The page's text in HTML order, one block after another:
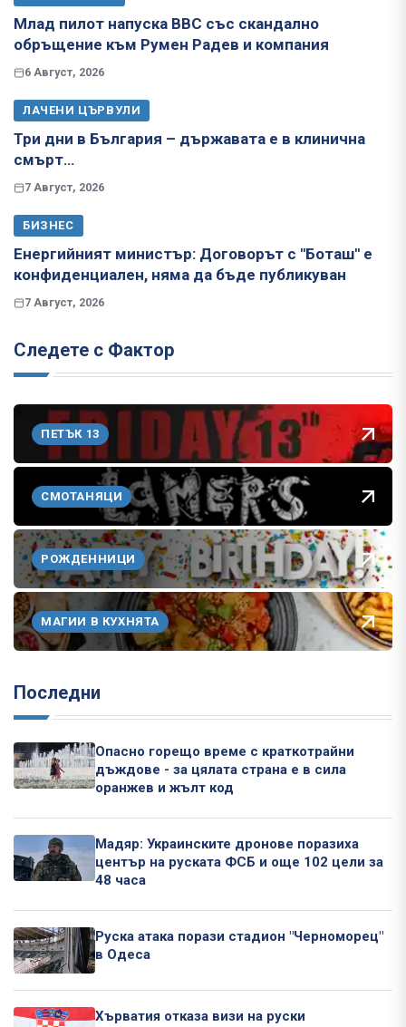
Млад пилот напуска ВВС със скандално
обръщение към Румен Радев и компания
6 Август, 2026
ЛАЧЕНИ ЦЪРВУЛИ
Три дни в България – държавата е в клинична
смърт…
7 Август, 2026
БИЗНЕС
Енергийният министър: Договорът с "Боташ" е
конфиденциален, няма да бъде публикуван
7 Август, 2026
Следете с Фактор
ПЕТЪК 13
СМОТАНЯЦИ
РОЖДЕННИЦИ
МАГИИ В КУХНЯТА
Последни
Опасно горещо време с краткотрайни
дъждове - за цялата страна е в сила
оранжев и жълт код
Мадяр: Украинските дронове поразиха
център на руската ФСБ и още 102 цели за
48 часа
Руска атака порази стадион "Черноморец"
в Одеса
Хърватия отказа визи на руски